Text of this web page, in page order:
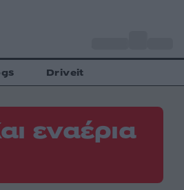
Driveit
εναέρια